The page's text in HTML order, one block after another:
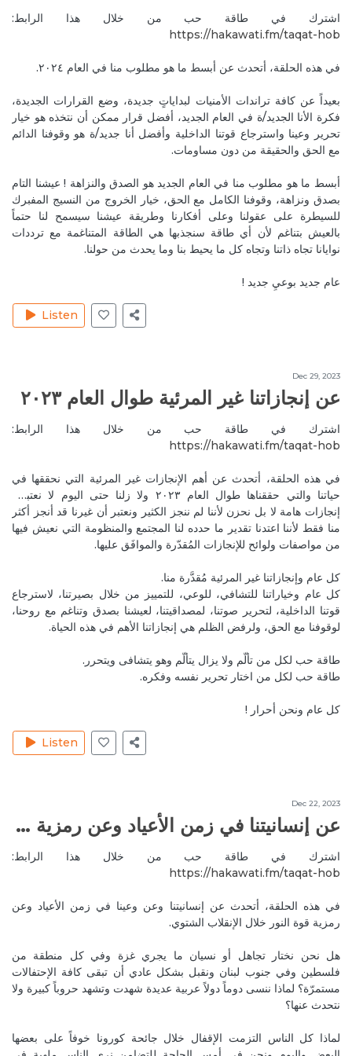
تقنية الهوؤ بونو بونو Reply
Very interesting episode! Thank you for all the tops
ذاكرة الجسد Reply
Oct 9, 2020
welcome. I just noticed what you mean by tips in
the other comment. 😊🙏
ذاكرة الجسد Reply
Oct 5, 2020
Any book you recommend to read for the body
ذاكرة الجسد
Votre corps a une memoire by Myriam brousse is a
great book to read.
ذاكرة الجسد Reply
Oct 5, 2020
Tips*
ذاكرة الجسد Reply
MireilleeH Oct 9, 2020
Tips about what my dear?
تاجرا Oct 5, 2020
Actually
Oct 10, 2020
وحدة من اجمل الحلقات و النقاشات .. فيها جو كتير حلو
MireilleeH
Reply
Oct 10, 2020
وحدة من اجمل الحلقات و النقاشات.. فيها جو حلو كتير
طاقة وفن سرد الحكاية وتأثيرها الإيجابي على حياتنا Reply
MireilleeH Oct 16, 2020
شكرا جزيلا ياسر.. كل الحب والإمتنان
طاقة وفن سرد الحكاية وتأثيرها الإيجابي على حياتنا Reply
AliM4 Oct 13, 2020
ما هي "الشاكراس" وكيف تعمل؟ Reply
اشترك في طاقة حب من خلال هذا الرابط:
https://hakawati.fm/taqat-hob‬
في هذه الحلقة، أتحدث عن أبسط ما هو مطلوب منا في العام ٢٠٢٤.
بعيداً عن كافة تراندات الأمنيات لبداياتٍ جديدة، وضع القرارات الجديدة،
فكرة الأنا الجديد/ة في العام الجديد، أفضل قرار ممكن أن نتخذه هو خيار
تحرير وعينا واسترجاع قوتنا الداخلية وأفضل أنا جديد/ة هو وقوفنا الدائم
مع الحق والحقيقة من دون مساومات.
أبسط ما هو مطلوب منا في العام الجديد هو الصدق والنزاهة ! عيشنا التام
بصدق ونزاهة، وقوفنا الكامل مع الحق، خيار الخروج من النسيج المفبرك
للسيطرة على عقولنا وعلى أفكارنا وطريقة عيشنا سيسمح لنا حتماً
بالعيش بتناغم لأن أي طاقة سنجذبها هي الطاقة المتناغمة مع ترددات
نوايانا تجاه ذاتنا وتجاه كل ما يحيط بنا وما يحدث من حولنا.
عام جديد بوعيٍ جديد !
Listen
Dec 29, 2023
عن إنجازاتنا غير المرئية طوال العام ٢٠٢٣
اشترك في طاقة حب من خلال هذا الرابط:
https://hakawati.fm/taqat-hob‬
في هذه الحلقة، أتحدث عن أهم الإنجازات غير المرئية التي نحققها في
حياتنا والتي حققناها طوال العام ٢٠٢٣ ولا زلنا حتى اليوم لا نعتبرها
إنجازات هامة لا بل نحزن لأننا لم ننجز الكثير ونعتبر أن غيرنا قد أنجز أكثر
منا فقط لأننا اعتدنا تقدير ما حدده لنا المجتمع والمنظومة التي نعيش فيها
من مواصفات ولوائح للإنجازات المُقدّرة والموافَق عليها.
كل عام وإنجازاتنا غير المرئية مُقدَّرة منا.
كل عام وخياراتنا للتشافي، للوعي، للتمييز من خلال بصيرتنا، لاسترجاع
قوتنا الداخلية، لتحرير صوتنا، لمصداقيتنا، لعيشنا بصدق وتناغم مع روحنا،
لوقوفنا مع الحق، ولرفض الظلم هي إنجازاتنا الأهم في هذه الحياة.
طاقة حب لكل من تألّم ولا يزال يتألّم وهو يتشافى ويتحرر.
طاقة حب لكل من اختار تحرير نفسه وفكره.
كل عام ونحن أحرار !
Listen
Dec 22, 2023
عن إنسانيتنا في زمن الأعياد وعن رمزية النور خلال الإنقلاب الشتوي
اشترك في طاقة حب من خلال هذا الرابط:
https://hakawati.fm/taqat-hob‬
في هذه الحلقة، أتحدث عن إنسانيتنا وعن وعينا في زمن الأعياد وعن
رمزية قوة النور خلال الإنقلاب الشتوي.
هل نحن نختار تجاهل أو نسيان ما يجري غزة وفي كل منطقة من
فلسطين وفي جنوب لبنان ونقبل بشكل عادي أن تبقى كافة الإحتفالات
مستمرّة؟ لماذا ننسى دوماً دولاً عربية عديدة شهدت وتشهد حروباً كبيرة ولا
نتحدث عنها؟
لماذا كل الناس التزمت الإقفال خلال جائحة كورونا خوفاً على بعضها